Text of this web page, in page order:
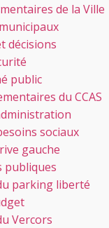
de la Ville
décisions
public
du CCAS
sociaux
gauche
publiques
parking liberté
Vercors